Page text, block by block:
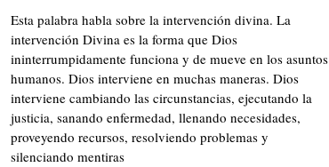
Esta palabra habla sobre la intervención divina. La
intervención Divina es la forma que Dios
ininterrumpidamente funciona y de mueve en los asuntos
humanos. Dios interviene en muchas maneras. Dios
interviene cambiando las circunstancias, ejecutando la
justicia, sanando enfermedad, llenando necesidades,
proveyendo recursos, resolviendo problemas y
silenciando mentiras